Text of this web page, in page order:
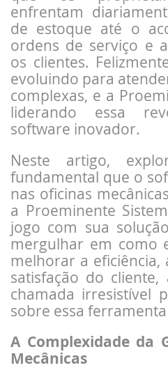
enfrentam
de estoque até o
ordens de serviço e
os clientes.
evoluindo para
complexas, e a
liderando essa
software inovador.
Neste artigo,
fundamental que o
nas oficinas
a Proeminente
jogo com sua
mergulhar em como
melhorar a
satisfação do
chamada irresistível
sobre essa
A Complexidade da
Mecânicas